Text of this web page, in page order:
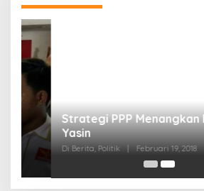
Strategi PPP Menangkan
Yasin
Di Berita, Politik | Februari 19, 2018